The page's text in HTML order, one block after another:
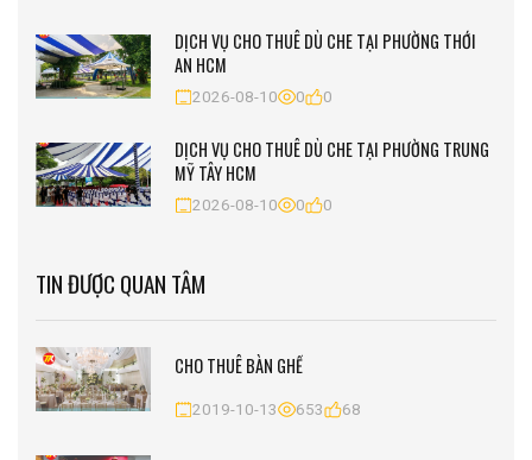
DỊCH VỤ CHO THUÊ DÙ CHE TẠI PHƯỜNG THỚI
AN HCM
2026-08-10 0 0
DỊCH VỤ CHO THUÊ DÙ CHE TẠI PHƯỜNG TRUNG
MỸ TÂY HCM
2026-08-10 0 0
TIN ĐƯỢC QUAN TÂM
CHO THUÊ BÀN GHẾ
2019-10-13 653 68